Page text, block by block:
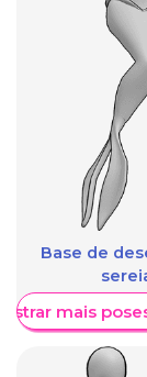
Base de
mais